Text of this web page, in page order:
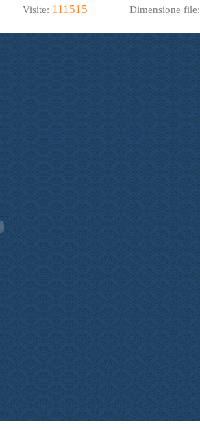
Visite: 111515 Dimensione file: